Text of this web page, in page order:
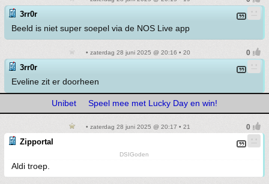
3rr0r
Beeld is niet super soepel via de NOS Live app
• zaterdag 28 juni 2025 @ 20:16 • 20
3rr0r
Eveline zit er doorheen
Unibet Speel mee met Lucky Day en win!
• zaterdag 28 juni 2025 @ 20:17 • 21
Zipportal
DSIGoden
Aldi troep.